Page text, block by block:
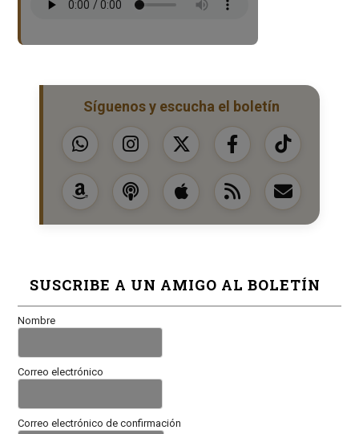
Síguenos y escucha el boletín
SUSCRIBE A UN AMIGO AL BOLETÍN
Nombre
Correo electrónico
Correo electrónico de confirmación